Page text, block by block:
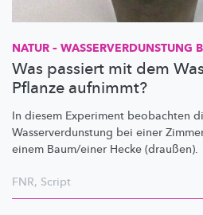
NATUR – WASSERVERDUNSTUNG
Was passiert mit dem
Pflanze aufnimmt?
In diesem Experiment beobachten
Wasserverdunstung bei einer
einem Baum/einer Hecke (draußen).
FNR, Script